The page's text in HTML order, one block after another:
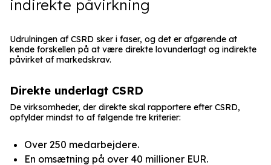
indirekte påvirkning
Udrulningen af CSRD sker i faser, og det er afgørende at
kende forskellen på at være direkte lovunderlagt og indirekte
påvirket af markedskrav.
Direkte underlagt CSRD
De virksomheder, der direkte skal rapportere efter CSRD,
opfylder mindst to af følgende tre kriterier:
Over 250 medarbejdere.
En omsætning på over 40 millioner EUR.